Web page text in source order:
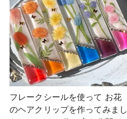
フレークシールを使って お花
のヘアクリップを作ってみまし